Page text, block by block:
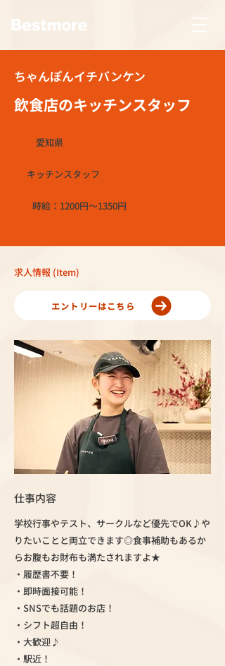
ちゃんぽんイチバンケン
飲食店のキッチンスタッフ
愛知県
キッチンスタッフ
時給：1200円～1350円
求人情報 (Item)
エントリーはこちら
仕事内容
学校行事やテスト、サークルなど優先でOK♪や
りたいことと両立できます◎食事補助もあるか
らお腹もお財布も満たされますよ★
・履歴書不要！
・即時面接可能！
・SNSでも話題のお店！
・シフト超自由！
・大歓迎♪
・駅近！